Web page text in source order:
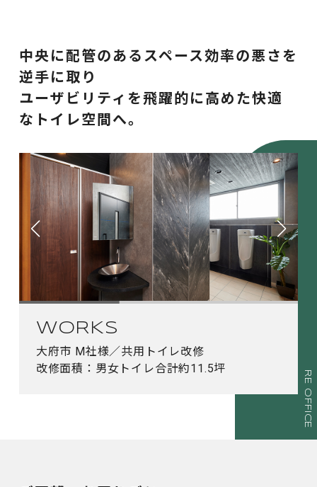
中央に配管のあるスペース効率の悪さを
逆手に取り
ユーザビリティを飛躍的に高めた快適
なトイレ空間へ。
WORKS
大府市 M社様／共用トイレ改修
改修面積：男女トイレ合計約11.5坪